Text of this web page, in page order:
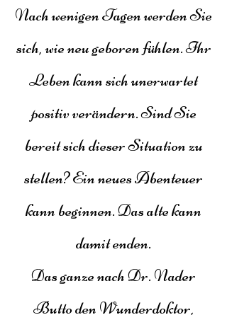
Nach wenigen Tagen werden Sie
sich, wie neu geboren fühlen. Ihr
Leben kann sich unerwartet
positiv verändern. Sind Sie
bereit sich dieser Situation zu
stellen? Ein neues Abenteuer
kann beginnen. Das alte kann
damit enden.
Das ganze nach Dr. Nader
Butto den Wunderdoktor,